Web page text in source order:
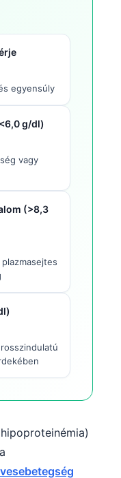
egyensúly
g/dl)
vagy
(>8,3
vesebetegség